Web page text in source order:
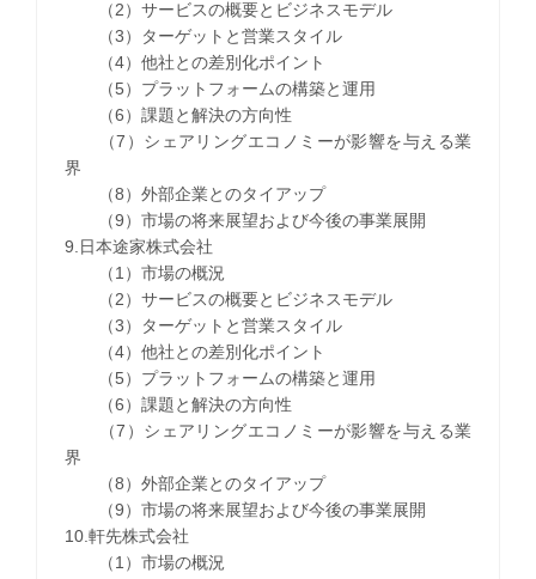
（2）サービスの概要とビジネスモデル
（3）ターゲットと営業スタイル
（4）他社との差別化ポイント
（5）プラットフォームの構築と運用
（6）課題と解決の方向性
（7）シェアリングエコノミーが影響を与える業
界
（8）外部企業とのタイアップ
（9）市場の将来展望および今後の事業展開
9.日本途家株式会社
（1）市場の概況
（2）サービスの概要とビジネスモデル
（3）ターゲットと営業スタイル
（4）他社との差別化ポイント
（5）プラットフォームの構築と運用
（6）課題と解決の方向性
（7）シェアリングエコノミーが影響を与える業
界
（8）外部企業とのタイアップ
（9）市場の将来展望および今後の事業展開
10.軒先株式会社
（1）市場の概況